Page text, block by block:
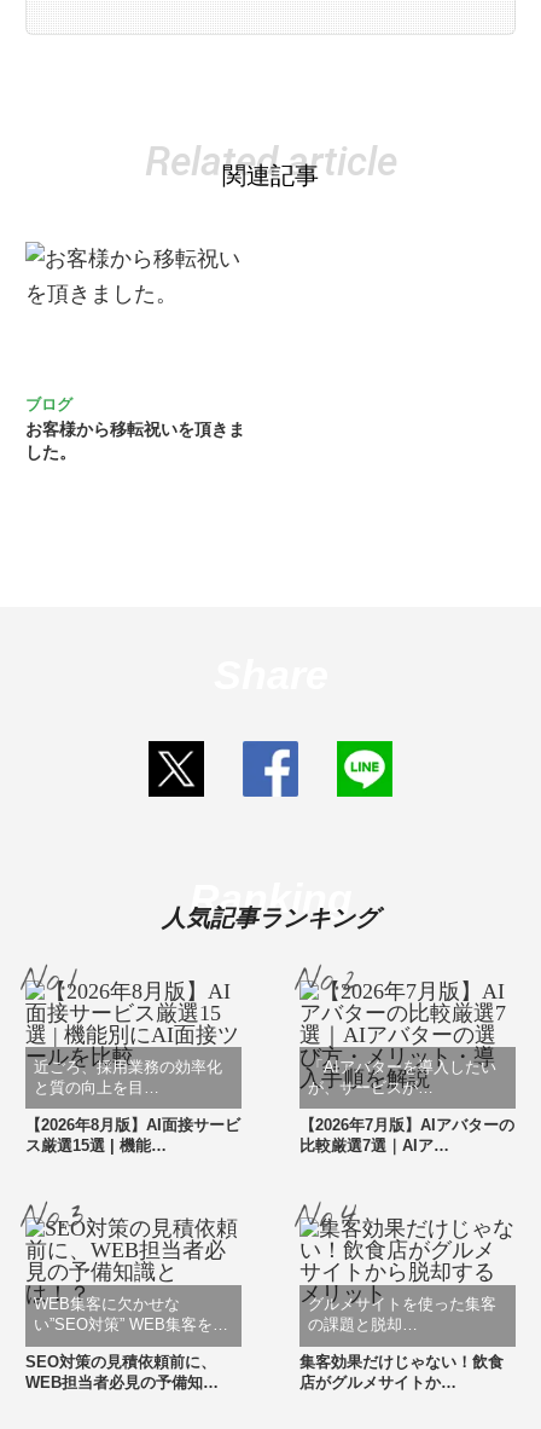
関連記事
Related article
ブログ
お客様から移転祝いを頂きま
した。
人気記事ランキング
Ranking
近ごろ、採用業務の効率化
と質の向上を目…
【2026年8月版】AI面接サービ
ス厳選15選 | 機能…
「AIアバターを導入したい
が、サービスが…
【2026年7月版】AIアバターの
比較厳選7選｜AIア…
WEB集客に欠かせな
い”SEO対策” WEB集客を…
SEO対策の見積依頼前に、
WEB担当者必見の予備知…
グルメサイトを使った集客
の課題と脱却…
集客効果だけじゃない！飲食
店がグルメサイトか…